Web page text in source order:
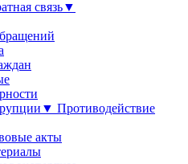
связь▼
Противодействие
акты